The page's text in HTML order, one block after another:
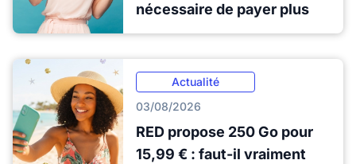
nécessaire de payer plus
Actualité
03/08/2026
RED propose 250 Go pour
15,99 € : faut-il vraiment